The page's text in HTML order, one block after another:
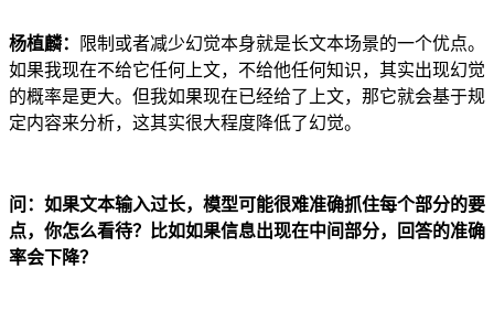
杨植麟：
限制或者减少幻觉本身就是长文本场景的一个优点。
如果我现在不给它任何上文，不给他任何知识，其实出现幻觉
的概率是更大。但我如果现在已经给了上文，那它就会基于规
定内容来分析，这其实很大程度降低了幻觉。
问：如果文本输入过长，模型可能很难准确抓住每个部分的要
点，你怎么看待？比如如果信息出现在中间部分，回答的准确
率会下降？